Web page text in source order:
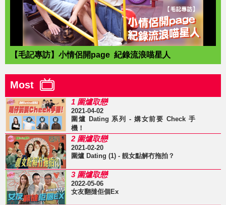
【毛記專訪】小情侶開page 紀錄流浪喵星人
Most
1 圍爐取戀
2021-04-02
圍爐 Dating 系列 - 媾女前要 Check 手
機！
2 圍爐取戀
2021-02-20
圍爐 Dating (1) - 靚女點解冇拖拍？
3 圍爐取戀
2022-05-06
女友翻撻佢個Ex